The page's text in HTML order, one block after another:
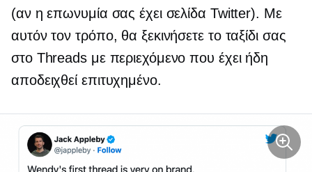
(αν η επωνυμία σας έχει σελίδα Twitter). Με
αυτόν τον τρόπο, θα ξεκινήσετε το ταξίδι σας
στο Threads με περιεχόμενο που έχει ήδη
αποδειχθεί επιτυχημένο.